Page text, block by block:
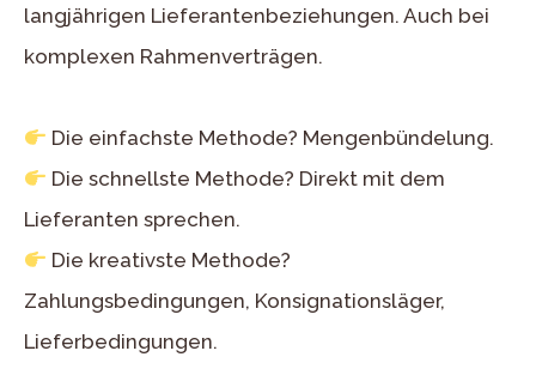
langjährigen Lieferantenbeziehungen. Auch bei
komplexen Rahmenverträgen.
Die einfachste Methode? Mengenbündelung.
Die schnellste Methode? Direkt mit dem
Lieferanten sprechen.
Die kreativste Methode?
Zahlungsbedingungen, Konsignationsläger,
Lieferbedingungen.